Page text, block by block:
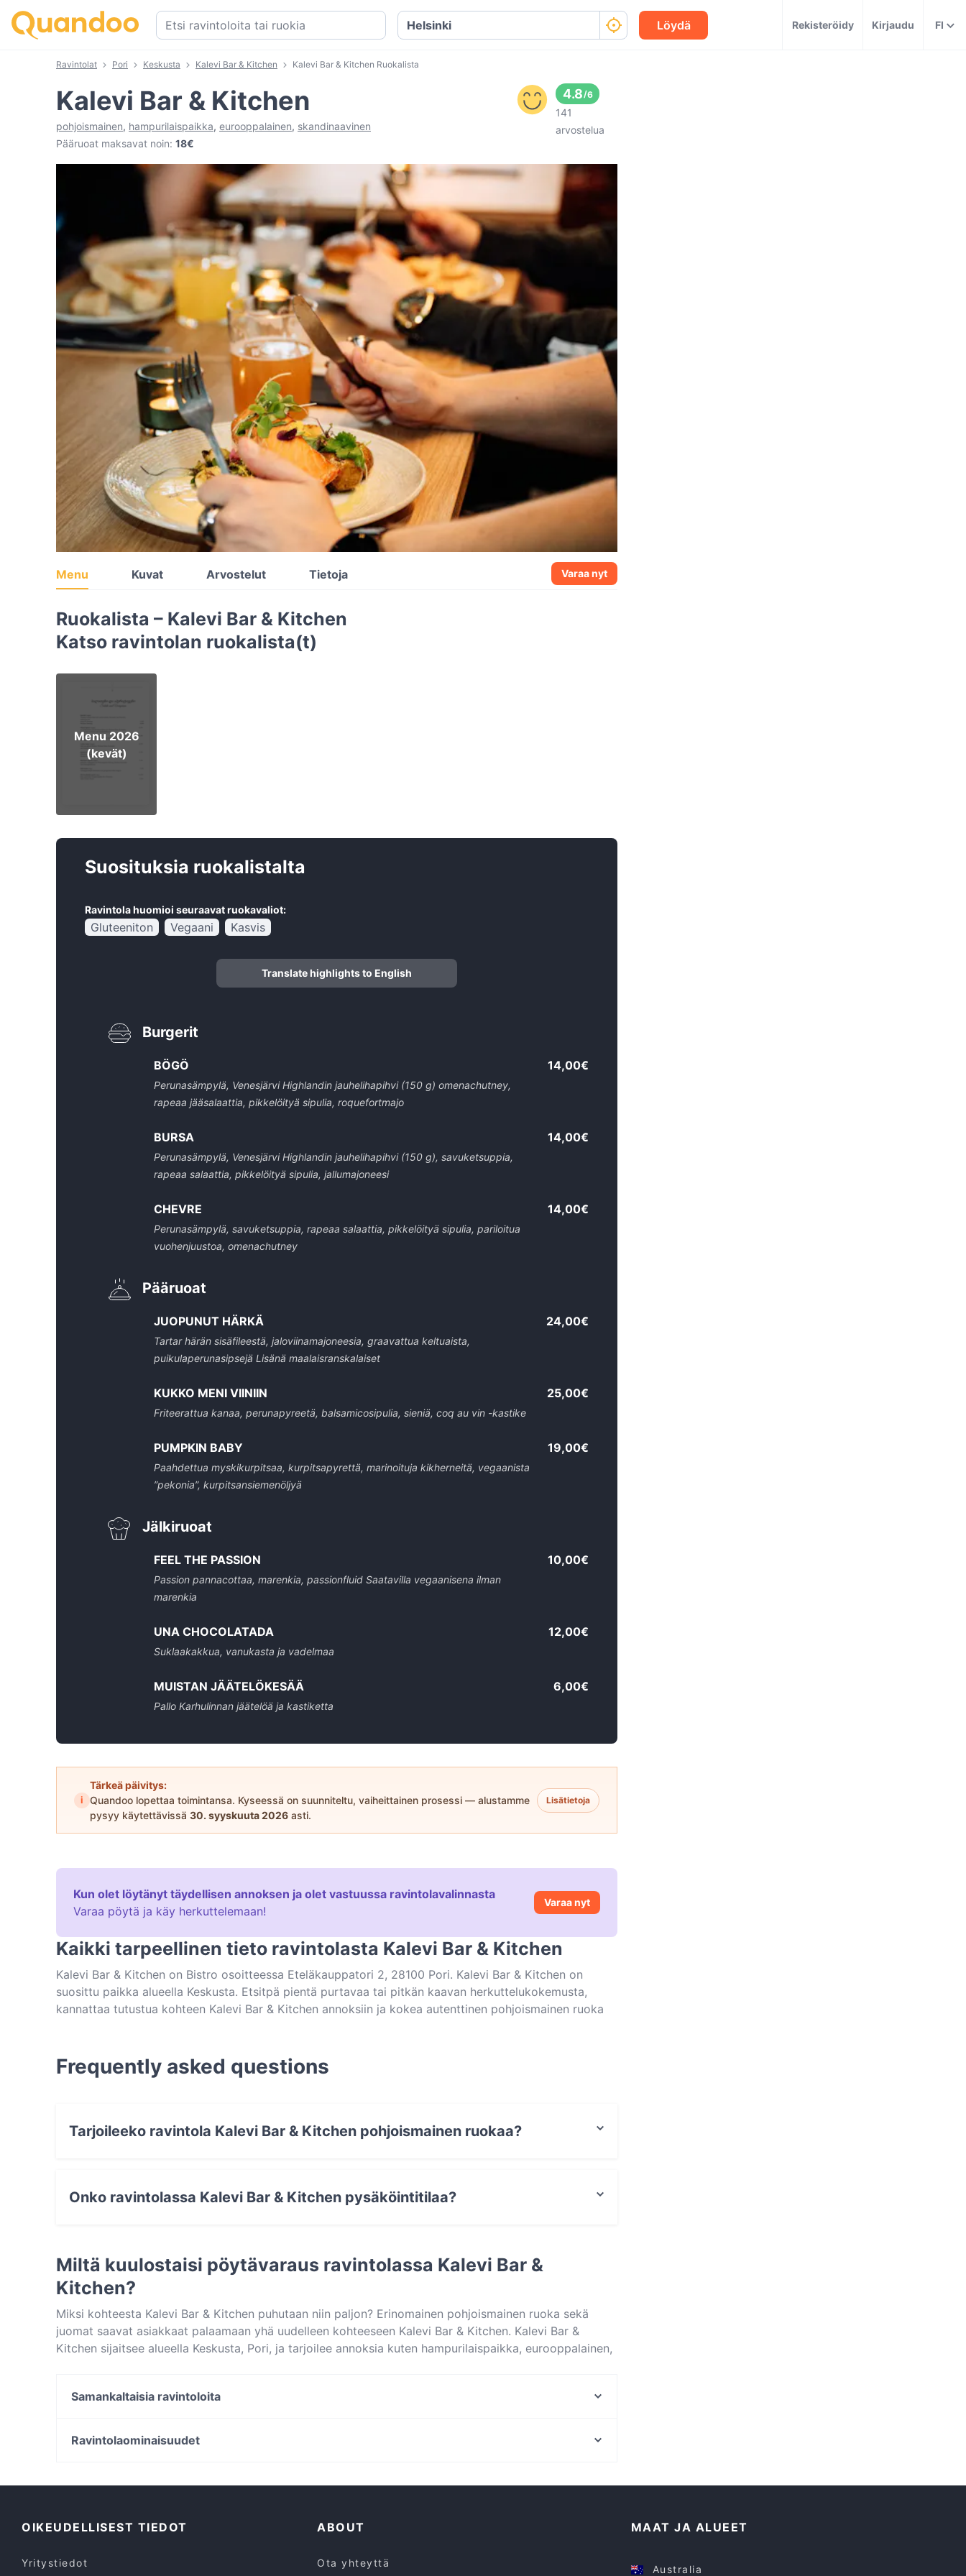
Löydä Rekisteröidy Kirjaudu FI
Ravintolat Pori Keskusta Kalevi Bar & Kitchen Kalevi Bar & Kitchen Ruokalista
Kalevi Bar & Kitchen
pohjoismainen, hampurilaispaikka, eurooppalainen, skandinaavinen
Pääruoat maksavat noin: 18€
4.8/6
141
arvostelua
Menu Kuvat Arvostelut Tietoja Varaa nyt
Ruokalista – Kalevi Bar & Kitchen
Katso ravintolan ruokalista(t)
Menu 2026
(kevät)
Suosituksia ruokalistalta
Ravintola huomioi seuraavat ruokavaliot:
Gluteeniton Vegaani Kasvis
Translate highlights to English
Burgerit
BÖGÖ
Perunasämpylä, Venesjärvi Highlandin jauhelihapihvi (150 g) omenachutney,
rapeaa jääsalaattia, pikkelöityä sipulia, roquefortmajo
14,00€
BURSA
Perunasämpylä, Venesjärvi Highlandin jauhelihapihvi (150 g), savuketsuppia,
rapeaa salaattia, pikkelöityä sipulia, jallumajoneesi
14,00€
CHEVRE
Perunasämpylä, savuketsuppia, rapeaa salaattia, pikkelöityä sipulia, pariloitua
vuohenjuustoa, omenachutney
14,00€
Pääruoat
JUOPUNUT HÄRKÄ
Tartar härän sisäfileestä, jaloviinamajoneesia, graavattua keltuaista,
puikulaperunasipsejä Lisänä maalaisranskalaiset
24,00€
KUKKO MENI VIINIIN
Friteerattua kanaa, perunapyreetä, balsamicosipulia, sieniä, coq au vin -kastike
25,00€
PUMPKIN BABY
Paahdettua myskikurpitsaa, kurpitsapyrettä, marinoituja kikherneitä, vegaanista
”pekonia”, kurpitsansiemenöljyä
19,00€
Jälkiruoat
FEEL THE PASSION
Passion pannacottaa, marenkia, passionfluid Saatavilla vegaanisena ilman
marenkia
10,00€
UNA CHOCOLATADA
Suklaakakkua, vanukasta ja vadelmaa
12,00€
MUISTAN JÄÄTELÖKESÄÄ
Pallo Karhulinnan jäätelöä ja kastiketta
6,00€
i
Tärkeä päivitys:
Quandoo lopettaa toimintansa. Kyseessä on suunniteltu, vaiheittainen prosessi — alustamme
pysyy käytettävissä 30. syyskuuta 2026 asti.
Lisätietoja
Kun olet löytänyt täydellisen annoksen ja olet vastuussa ravintolavalinnasta
Varaa pöytä ja käy herkuttelemaan!
Varaa nyt
Kaikki tarpeellinen tieto ravintolasta Kalevi Bar & Kitchen
Kalevi Bar & Kitchen on Bistro osoitteessa Eteläkauppatori 2, 28100 Pori. Kalevi Bar & Kitchen on
suosittu paikka alueella Keskusta. Etsitpä pientä purtavaa tai pitkän kaavan herkuttelukokemusta,
kannattaa tutustua kohteen Kalevi Bar & Kitchen annoksiin ja kokea autenttinen pohjoismainen ruoka
Frequently asked questions
Tarjoileeko ravintola Kalevi Bar & Kitchen pohjoismainen ruokaa?
Onko ravintolassa Kalevi Bar & Kitchen pysäköintitilaa?
Miltä kuulostaisi pöytävaraus ravintolassa Kalevi Bar &
Kitchen?
Miksi kohteesta Kalevi Bar & Kitchen puhutaan niin paljon? Erinomainen pohjoismainen ruoka sekä
juomat saavat asiakkaat palaamaan yhä uudelleen kohteeseen Kalevi Bar & Kitchen. Kalevi Bar &
Kitchen sijaitsee alueella Keskusta, Pori, ja tarjoilee annoksia kuten hampurilaispaikka, eurooppalainen,
Samankaltaisia ravintoloita
Nuåvo
Ravintolaominaisuudet
OIKEUDELLISEST TIEDOT
Yritystiedot
ABOUT
Ota yhteyttä
MAAT JA ALUEET
Australia